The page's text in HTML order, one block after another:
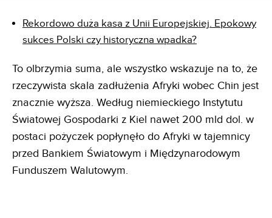
Rekordowo duża kasa z Unii Europejskiej. Epokowy
sukces Polski czy historyczna wpadka?
To olbrzymia suma, ale wszystko wskazuje na to, że
rzeczywista skala zadłużenia Afryki wobec Chin jest
znacznie wyższa. Według niemieckiego Instytutu
Światowej Gospodarki z Kiel nawet 200 mld dol. w
postaci pożyczek popłynęło do Afryki w tajemnicy
przed Bankiem Światowym i Międzynarodowym
Funduszem Walutowym.